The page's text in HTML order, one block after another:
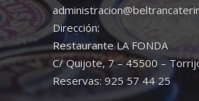
Dirección:
Restaurante LA FONDA
C/ Quijote, 7 – 45500 –
Reservas: 925 57 44 25